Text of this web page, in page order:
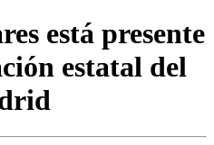
está presente
estatal del